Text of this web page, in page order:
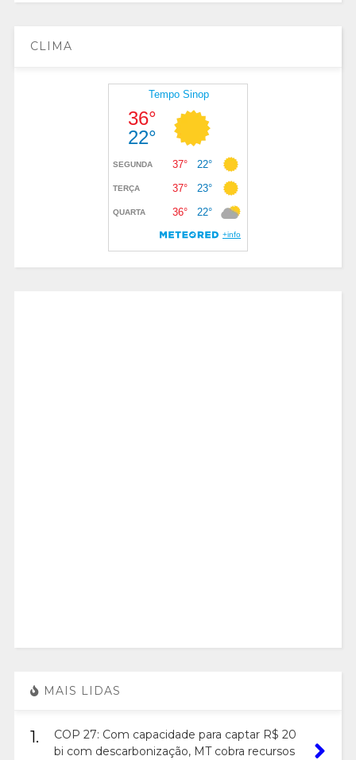
CLIMA
MAIS LIDAS
1.
COP 27: Com capacidade para captar R$ 20
bi com descarbonização, MT cobra recursos